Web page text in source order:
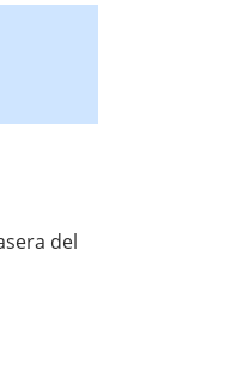
del